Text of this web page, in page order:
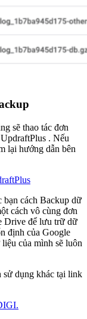
sẽ thao tác đơn
. Nếu
lại hướng dẫn bên
bạn cách Backup dữ
cách vô cùng đơn
Drive để lưu trữ dữ
định của Google
của mình sẽ luôn
sử dụng khác tại link